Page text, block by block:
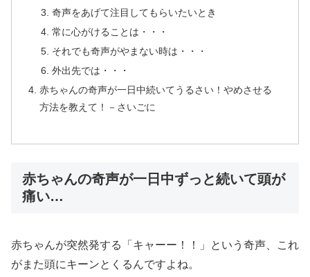
奇声をあげて注目してもらいたいとき
常に心がけることは・・・
それでも奇声がやまない時は・・・
外出先では・・・
赤ちゃんの奇声が一日中続いてうるさい！やめさせる
方法を教えて！－さいごに
赤ちゃんの奇声が一日中ずっと続いて頭が
痛い…
赤ちゃんが突然発する「キャーー！！」という奇声、これ
がまた頭にキーンとくるんですよね。